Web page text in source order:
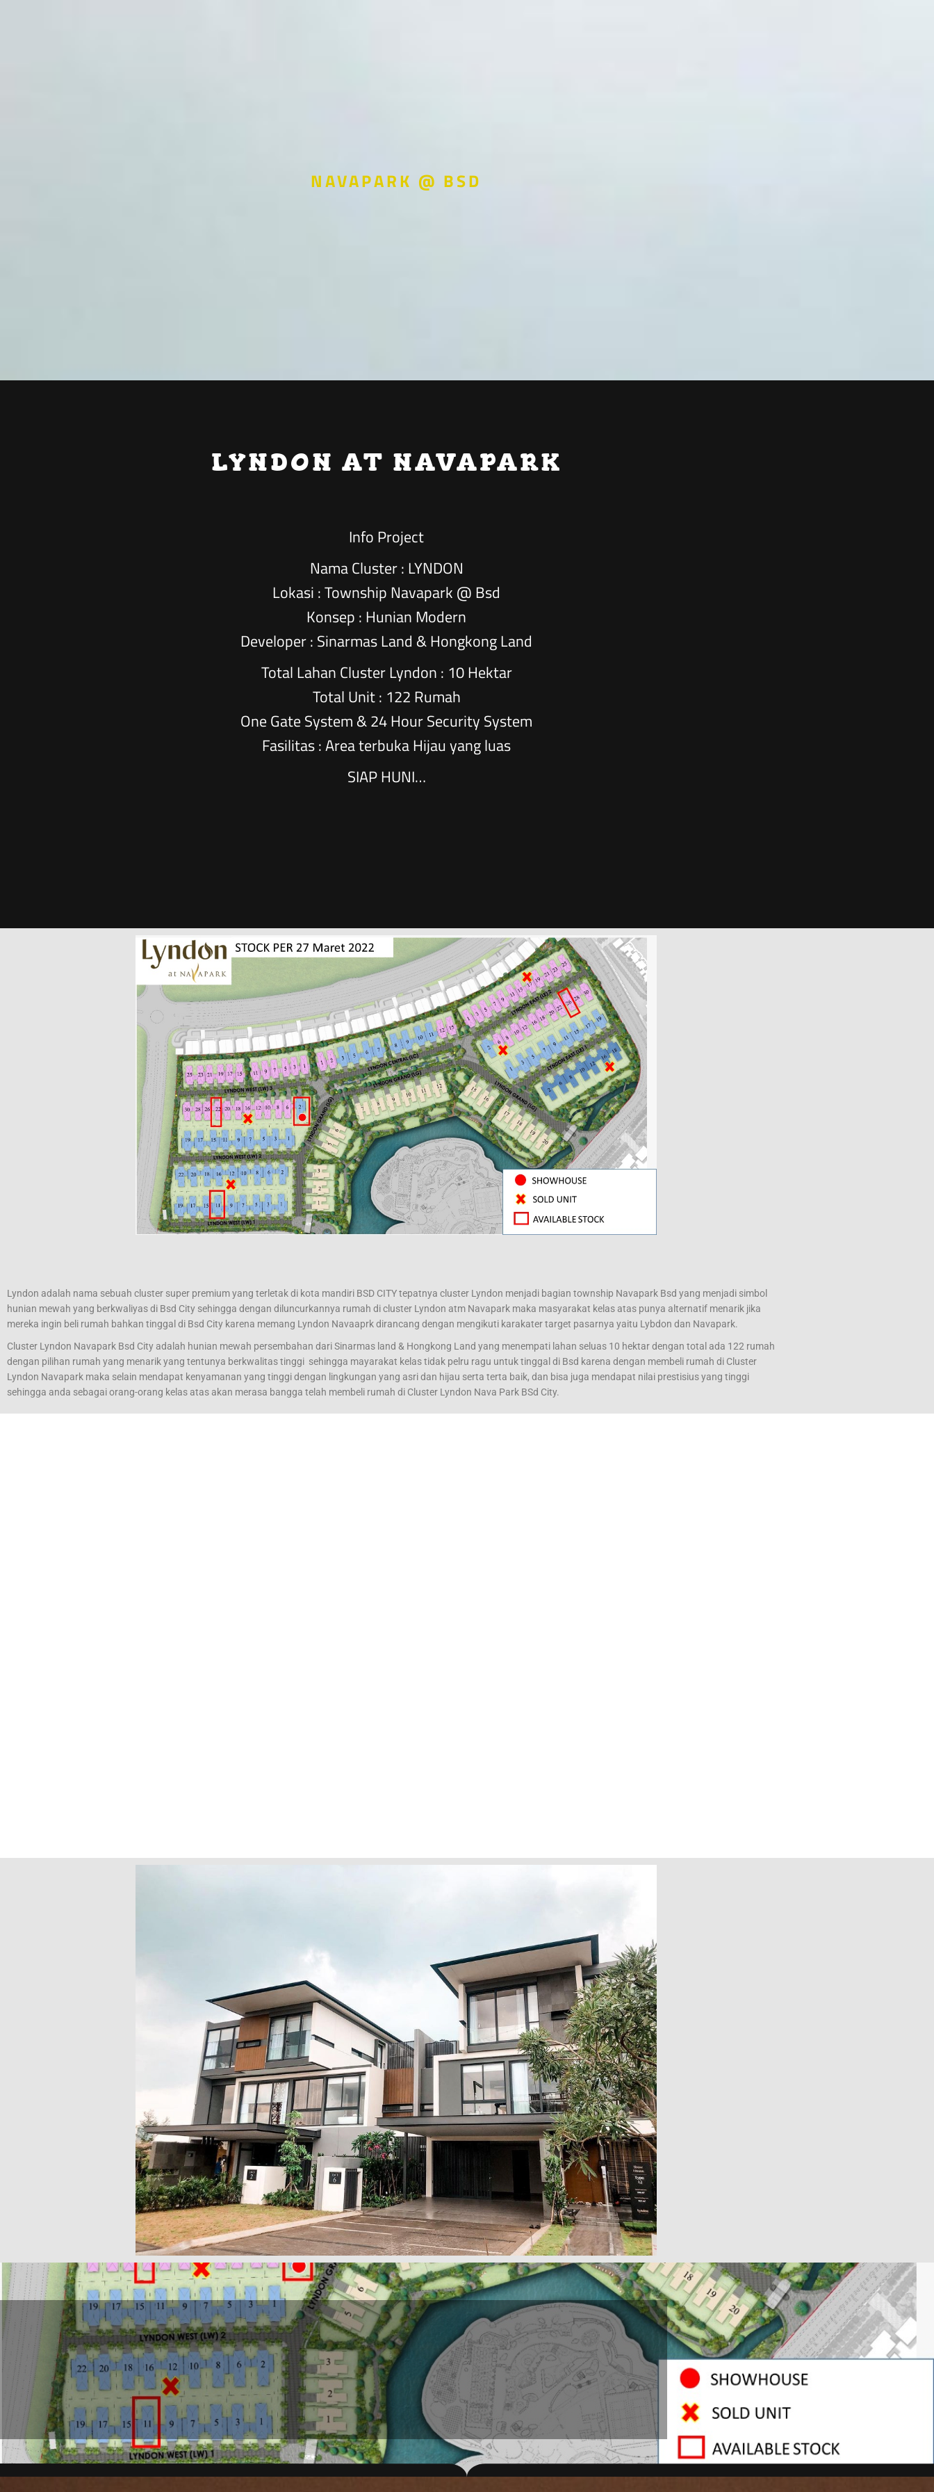
NAVAPARK @ BSD
LYNDON AT NAVAPARK
Info Project
Nama Cluster : LYNDON
Lokasi : Township Navapark @ Bsd
Konsep : Hunian Modern
Developer : Sinarmas Land & Hongkong Land
Total Lahan Cluster Lyndon : 10 Hektar
Total Unit : 122 Rumah
One Gate System & 24 Hour Security System
Fasilitas : Area terbuka Hijau yang luas
SIAP HUNI…
Lyndon adalah nama sebuah cluster super premium yang terletak di kota mandiri BSD CITY tepatnya cluster Lyndon menjadi bagian township Navapark Bsd yang menjadi simbol
hunian mewah yang berkwaliyas di Bsd City sehingga dengan diluncurkannya rumah di cluster Lyndon atm Navapark maka masyarakat kelas atas punya alternatif menarik jika
mereka ingin beli rumah bahkan tinggal di Bsd City karena memang Lyndon Navaaprk dirancang dengan mengikuti karakater target pasarnya yaitu Lybdon dan Navapark.
Cluster Lyndon Navapark Bsd City adalah hunian mewah persembahan dari Sinarmas land & Hongkong Land yang menempati lahan seluas 10 hektar dengan total ada 122 rumah
dengan pilihan rumah yang menarik yang tentunya berkwalitas tinggi sehingga mayarakat kelas tidak pelru ragu untuk tinggal di Bsd karena dengan membeli rumah di Cluster
Lyndon Navapark maka selain mendapat kenyamanan yang tinggi dengan lingkungan yang asri dan hijau serta terta baik, dan bisa juga mendapat nilai prestisius yang tinggi
sehingga anda sebagai orang-orang kelas atas akan merasa bangga telah membeli rumah di Cluster Lyndon Nava Park BSd City.